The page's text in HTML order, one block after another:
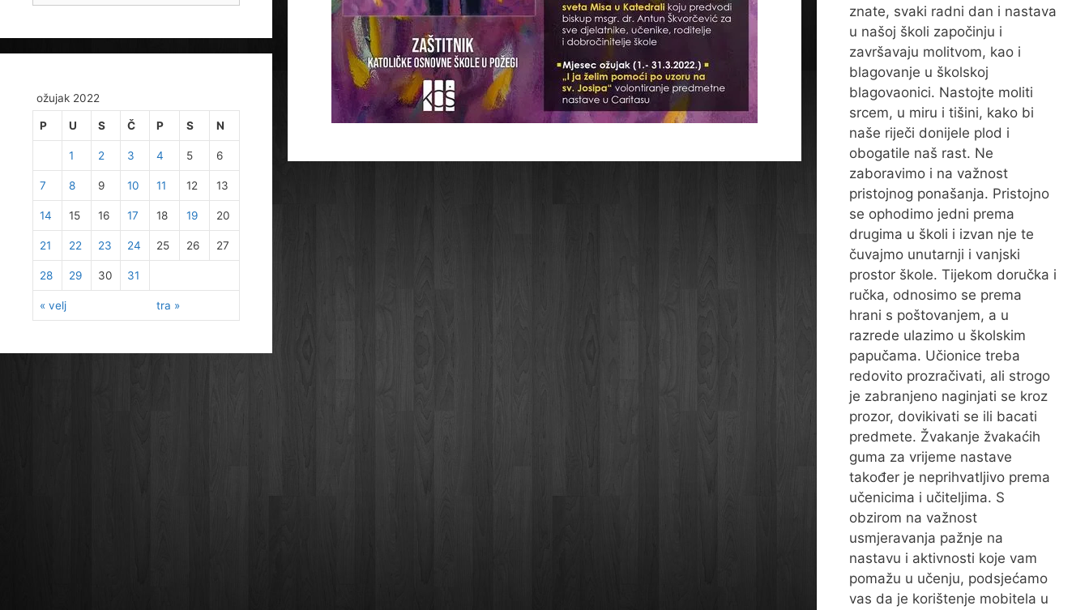
ožujak 2022
P U S Č P S N
« velj tra »
1 2 3 4 5 6
7 8 9 10 11 12 13
14 15 16 17 18 19 20
21 22 23 24 25 26 27
28 29 30 31
znate, svaki radni dan i nastava
u našoj školi započinju i
završavaju molitvom, kao i
blagovanje u školskoj
blagovaonici. Nastojte moliti
srcem, u miru i tišini, kako bi
naše riječi donijele plod i
obogatile naš rast. Ne
zaboravimo i na važnost
pristojnog ponašanja. Pristojno
se ophodimo jedni prema
drugima u školi i izvan nje te
čuvajmo unutarnji i vanjski
prostor škole. Tijekom doručka i
ručka, odnosimo se prema
hrani s poštovanjem, a u
razrede ulazimo u školskim
papučama. Učionice treba
redovito prozračivati, ali strogo
je zabranjeno naginjati se kroz
prozor, dovikivati se ili bacati
predmete. Žvakanje žvakaćih
guma za vrijeme nastave
također je neprihvatljivo prema
učenicima i učiteljima. S
obzirom na važnost
usmjeravanja pažnje na
nastavu i aktivnosti koje vam
pomažu u učenju, podsjećamo
vas da je korištenje mobitela u